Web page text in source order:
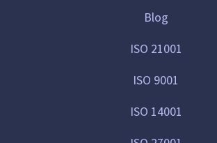
Blog
ISO 21001
ISO 9001
ISO 14001